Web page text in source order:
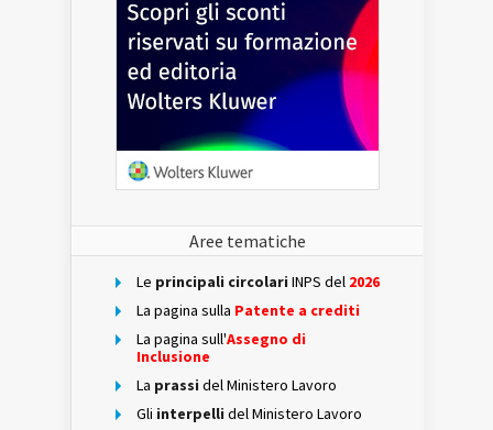
Aree tematiche
Le principali circolari INPS del 2026
La pagina sulla Patente a crediti
La pagina sull'Assegno di
Inclusione
La prassi del Ministero Lavoro
Gli interpelli del Ministero Lavoro